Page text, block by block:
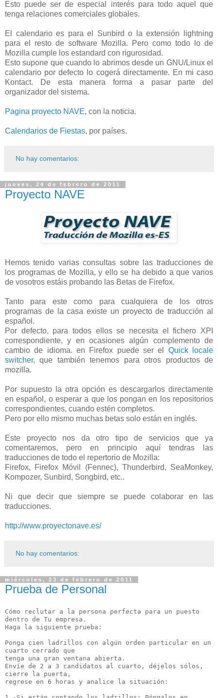
Esto puede ser de especial interés para todo aquel que
tenga relaciones comerciales globales.
El calendario es para el Sunbird o la extensión lightning
para el resto de software Mozilla. Pero como todo lo de
Mozilla cumple los estandard con rigurosidad.
Esto supone que cuando lo abrimos desde un GNU/Linux el
calendario por defecto lo cogerá directamente. En mi caso
Kontact. De esta manera forma a pasar parte del
organizador del sistema.
Pagina proyecto NAVE, con la noticia.
Calendarios de Fiestas, por países.
No hay comentarios:
jueves, 24 de febrero de 2011
Proyecto NAVE
Hemos tenido varias consultas sobre las traducciones de
los programas de Mozilla, y ello se ha debido a que varios
de vosotros estáis probando las Betas de Firefox.
Tanto para este como para cualquiera de los otros
programas de la casa existe un proyecto de traducción al
español.
Por defecto, para todos ellos se necesita el fichero XPI
correspondiente, y en ocasiones algún complemento de
cambio de idioma. en Firefox puede ser el Quick locale
switcher, que también tenemos para otros productos de
mozilla.
Por supuesto la otra opción es descargarlos directamente
en español, o esperar a que los pongan en los repositorios
correspondientes, cuando estén completos.
Pero por ello mismo muchas betas solo están en inglés.
Este proyecto nos da otro tipo de servicios que ya
comentaremos, pero en principio aquí tendras las
traducciones de todo el repertorio de Mozilla:
Firefox, Firefox Móvil (Fennec), Thunderbird, SeaMonkey,
Kompozer, Sunbird, Songbird, etc..
Ni que decir que siempre se puede colaborar en las
traducciones.
http://www.proyectonave.es/
No hay comentarios:
miércoles, 23 de febrero de 2011
Prueba de Personal
Cómo reclutar a la persona perfecta para un puesto
dentro de Tu empresa.
Haga la siguiente prueba:
Ponga cien ladrillos con algún orden particular en un
cuarto cerrado que
tenga una gran ventana abierta.
Envíe de 2 a 3 candidatos al cuarto, déjelos sólos,
cierre la puerta,
regrese en 6 horas y analice la situación: